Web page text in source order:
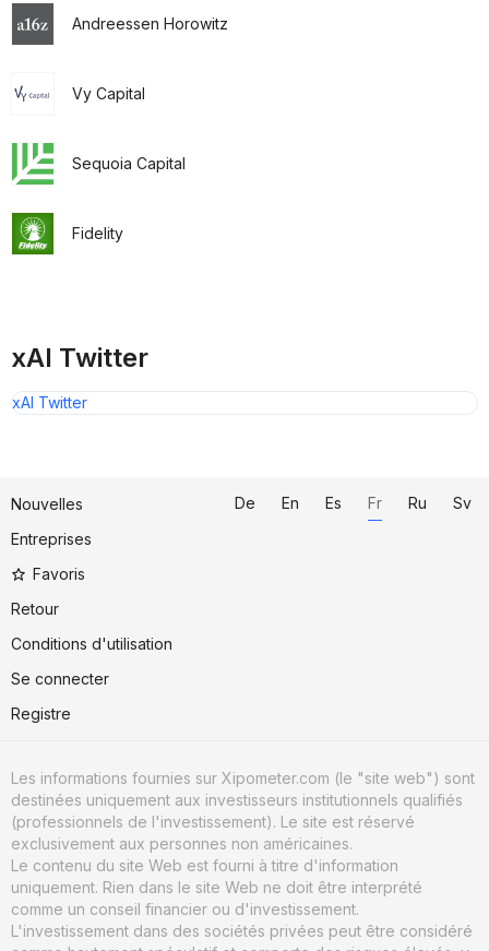
Andreessen Horowitz
Vy Capital
Sequoia Capital
Fidelity
xAI Twitter
xAI Twitter
Nouvelles
Entreprises
Favoris
Retour
Conditions d'utilisation
Se connecter
Registre
De En Es Fr Ru Sv
Les informations fournies sur Xipometer.com (le "site web") sont
destinées uniquement aux investisseurs institutionnels qualifiés
(professionnels de l'investissement). Le site est réservé
exclusivement aux personnes non américaines.
Le contenu du site Web est fourni à titre d'information
uniquement. Rien dans le site Web ne doit être interprété
comme un conseil financier ou d'investissement.
L'investissement dans des sociétés privées peut être considéré